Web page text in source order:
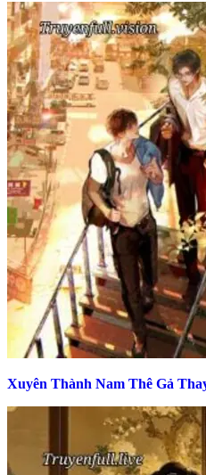
Xuyên Thành Nam Thê Gả